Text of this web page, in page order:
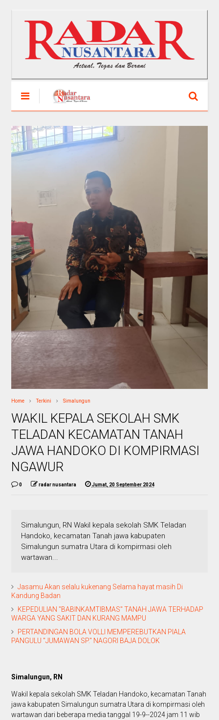
Home Terkini Simalungun
WAKIL KEPALA SEKOLAH SMK
TELADAN KECAMATAN TANAH
JAWA HANDOKO DI KOMPIRMASI
NGAWUR
0 radar nusantara Jumat, 20 September 2024
Simalungun, RN Wakil kepala sekolah SMK Teladan
Handoko, kecamatan Tanah jawa kabupaten
Simalungun sumatra Utara di kompirmasi oleh
wartawan...
Jasamu Akan selalu kukenang Selama hayat masih Di
Kandung Badan
KEPEDULIAN "BABINKAMTIBMAS" TANAH JAWA TERHADAP
WARGA YANG SAKIT DAN KURANG MAMPU
PERTANDINGAN BOLA VOLLI MEMPEREBUTKAN PIALA
PANGULU "JUMAWAN SP." NAGORI BAJA DOLOK
Simalungun, RN
Wakil kepala sekolah SMK Teladan Handoko, kecamatan Tanah
jawa kabupaten Simalungun sumatra Utara di kompirmasi oleh
wartawan dari beberapa media tanggal 19-9--2024 jam 11 wib